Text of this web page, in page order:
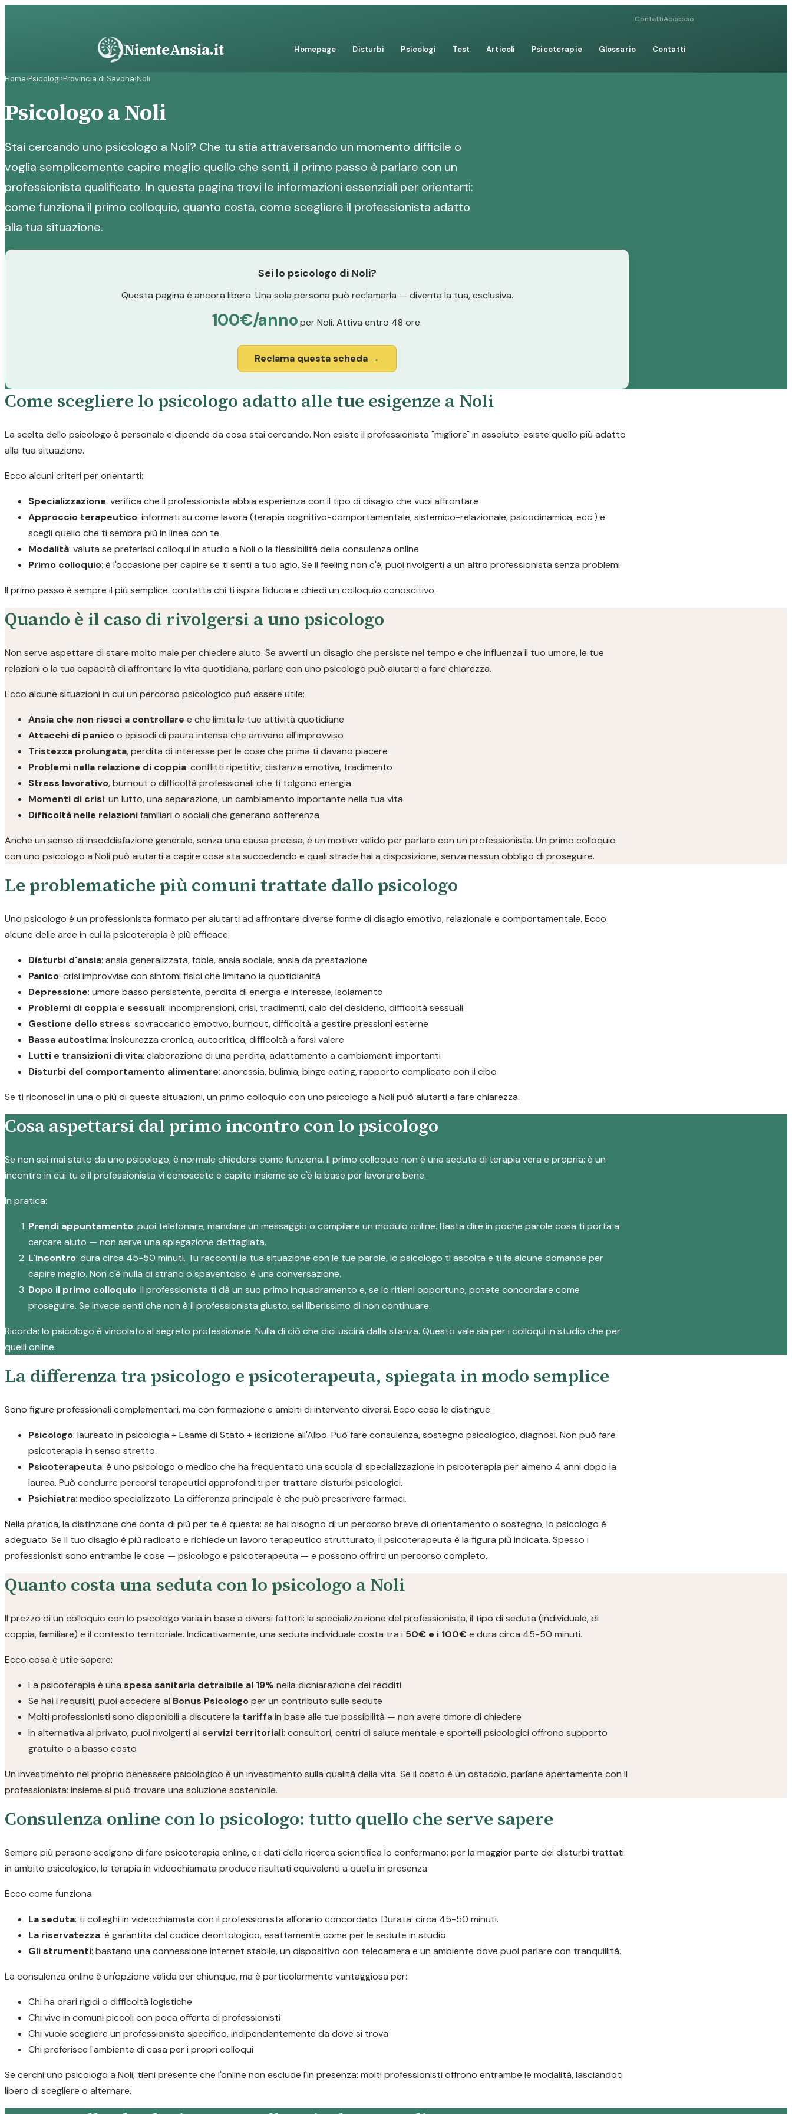
ContattiAccesso
NienteAnsia.it Homepage Disturbi Psicologi Test Articoli Psicoterapie Glossario Contatti
Home›Psicologi›Provincia di Savona›Noli
Psicologo a Noli
Stai cercando uno psicologo a Noli? Che tu stia attraversando un momento difficile o
voglia semplicemente capire meglio quello che senti, il primo passo è parlare con un
professionista qualificato. In questa pagina trovi le informazioni essenziali per orientarti:
come funziona il primo colloquio, quanto costa, come scegliere il professionista adatto
alla tua situazione.
Sei lo psicologo di Noli?
Questa pagina è ancora libera. Una sola persona può reclamarla — diventa la tua, esclusiva.
100€/annoper Noli. Attiva entro 48 ore.
Reclama questa scheda →
Come scegliere lo psicologo adatto alle tue esigenze a Noli
La scelta dello psicologo è personale e dipende da cosa stai cercando. Non esiste il professionista "migliore" in assoluto: esiste quello più adatto
alla tua situazione.
Ecco alcuni criteri per orientarti:
Specializzazione: verifica che il professionista abbia esperienza con il tipo di disagio che vuoi affrontare
Approccio terapeutico: informati su come lavora (terapia cognitivo-comportamentale, sistemico-relazionale, psicodinamica, ecc.) e
scegli quello che ti sembra più in linea con te
Modalità: valuta se preferisci colloqui in studio a Noli o la flessibilità della consulenza online
Primo colloquio: è l'occasione per capire se ti senti a tuo agio. Se il feeling non c'è, puoi rivolgerti a un altro professionista senza problemi
Il primo passo è sempre il più semplice: contatta chi ti ispira fiducia e chiedi un colloquio conoscitivo.
Quando è il caso di rivolgersi a uno psicologo
Non serve aspettare di stare molto male per chiedere aiuto. Se avverti un disagio che persiste nel tempo e che influenza il tuo umore, le tue
relazioni o la tua capacità di affrontare la vita quotidiana, parlare con uno psicologo può aiutarti a fare chiarezza.
Ecco alcune situazioni in cui un percorso psicologico può essere utile:
Ansia che non riesci a controllare e che limita le tue attività quotidiane
Attacchi di panicoo episodi di paura intensa che arrivano all'improvviso
Tristezza prolungata, perdita di interesse per le cose che prima ti davano piacere
Problemi nella relazione di coppia: conflitti ripetitivi, distanza emotiva, tradimento
Stress lavorativo, burnout o difficoltà professionali che ti tolgono energia
Momenti di crisi: un lutto, una separazione, un cambiamento importante nella tua vita
Difficoltà nelle relazionifamiliari o sociali che generano sofferenza
Anche un senso di insoddisfazione generale, senza una causa precisa, è un motivo valido per parlare con un professionista. Un primo colloquio
con uno psicologo a Noli può aiutarti a capire cosa sta succedendo e quali strade hai a disposizione, senza nessun obbligo di proseguire.
Le problematiche più comuni trattate dallo psicologo
Uno psicologo è un professionista formato per aiutarti ad affrontare diverse forme di disagio emotivo, relazionale e comportamentale. Ecco
alcune delle aree in cui la psicoterapia è più efficace:
Disturbi d'ansia: ansia generalizzata, fobie, ansia sociale, ansia da prestazione
Panico: crisi improvvise con sintomi fisici che limitano la quotidianità
Depressione: umore basso persistente, perdita di energia e interesse, isolamento
Problemi di coppia e sessuali: incomprensioni, crisi, tradimenti, calo del desiderio, difficoltà sessuali
Gestione dello stress: sovraccarico emotivo, burnout, difficoltà a gestire pressioni esterne
Bassa autostima: insicurezza cronica, autocritica, difficoltà a farsi valere
Lutti e transizioni di vita: elaborazione di una perdita, adattamento a cambiamenti importanti
Disturbi del comportamento alimentare: anoressia, bulimia, binge eating, rapporto complicato con il cibo
Se ti riconosci in una o più di queste situazioni, un primo colloquio con uno psicologo a Noli può aiutarti a fare chiarezza.
Cosa aspettarsi dal primo incontro con lo psicologo
Se non sei mai stato da uno psicologo, è normale chiedersi come funziona. Il primo colloquio non è una seduta di terapia vera e propria: è un
incontro in cui tu e il professionista vi conoscete e capite insieme se c'è la base per lavorare bene.
In pratica:
Prendi appuntamento: puoi telefonare, mandare un messaggio o compilare un modulo online. Basta dire in poche parole cosa ti porta a
cercare aiuto — non serve una spiegazione dettagliata.
L'incontro: dura circa 45-50 minuti. Tu racconti la tua situazione con le tue parole, lo psicologo ti ascolta e ti fa alcune domande per
capire meglio. Non c'è nulla di strano o spaventoso: è una conversazione.
Dopo il primo colloquio: il professionista ti dà un suo primo inquadramento e, se lo ritieni opportuno, potete concordare come
proseguire. Se invece senti che non è il professionista giusto, sei liberissimo di non continuare.
Ricorda: lo psicologo è vincolato al segreto professionale. Nulla di ciò che dici uscirà dalla stanza. Questo vale sia per i colloqui in studio che per
quelli online.
La differenza tra psicologo e psicoterapeuta, spiegata in modo semplice
Sono figure professionali complementari, ma con formazione e ambiti di intervento diversi. Ecco cosa le distingue:
Psicologo: laureato in psicologia + Esame di Stato + iscrizione all'Albo. Può fare consulenza, sostegno psicologico, diagnosi. Non può fare
psicoterapia in senso stretto.
Psicoterapeuta: è uno psicologo o medico che ha frequentato una scuola di specializzazione in psicoterapia per almeno 4 anni dopo la
laurea. Può condurre percorsi terapeutici approfonditi per trattare disturbi psicologici.
Psichiatra: medico specializzato. La differenza principale è che può prescrivere farmaci.
Nella pratica, la distinzione che conta di più per te è questa: se hai bisogno di un percorso breve di orientamento o sostegno, lo psicologo è
adeguato. Se il tuo disagio è più radicato e richiede un lavoro terapeutico strutturato, il psicoterapeuta è la figura più indicata. Spesso i
professionisti sono entrambe le cose — psicologo e psicoterapeuta — e possono offrirti un percorso completo.
Quanto costa una seduta con lo psicologo a Noli
Il prezzo di un colloquio con lo psicologo varia in base a diversi fattori: la specializzazione del professionista, il tipo di seduta (individuale, di
coppia, familiare) e il contesto territoriale. Indicativamente, una seduta individuale costa tra i 50€ e i 100€ e dura circa 45-50 minuti.
Ecco cosa è utile sapere:
La psicoterapia è una spesa sanitaria detraibile al 19%nella dichiarazione dei redditi
Se hai i requisiti, puoi accedere al Bonus Psicologoper un contributo sulle sedute
Molti professionisti sono disponibili a discutere la tariffain base alle tue possibilità — non avere timore di chiedere
In alternativa al privato, puoi rivolgerti ai servizi territoriali: consultori, centri di salute mentale e sportelli psicologici offrono supporto
gratuito o a basso costo
Un investimento nel proprio benessere psicologico è un investimento sulla qualità della vita. Se il costo è un ostacolo, parlane apertamente con il
professionista: insieme si può trovare una soluzione sostenibile.
Consulenza online con lo psicologo: tutto quello che serve sapere
Sempre più persone scelgono di fare psicoterapia online, e i dati della ricerca scientifica lo confermano: per la maggior parte dei disturbi trattati
in ambito psicologico, la terapia in videochiamata produce risultati equivalenti a quella in presenza.
Ecco come funziona:
La seduta: ti colleghi in videochiamata con il professionista all'orario concordato. Durata: circa 45-50 minuti.
La riservatezza: è garantita dal codice deontologico, esattamente come per le sedute in studio.
Gli strumenti: bastano una connessione internet stabile, un dispositivo con telecamera e un ambiente dove puoi parlare con tranquillità.
La consulenza online è un'opzione valida per chiunque, ma è particolarmente vantaggiosa per:
Chi ha orari rigidi o difficoltà logistiche
Chi vive in comuni piccoli con poca offerta di professionisti
Chi vuole scegliere un professionista specifico, indipendentemente da dove si trova
Chi preferisce l'ambiente di casa per i propri colloqui
Se cerchi uno psicologo a Noli, tieni presente che l'online non esclude l'in presenza: molti professionisti offrono entrambe le modalità, lasciandoti
libero di scegliere o alternare.